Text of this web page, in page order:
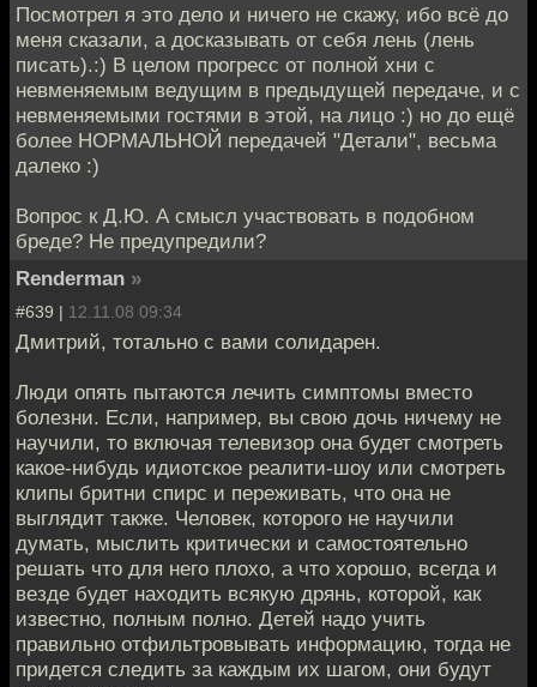
Посмотрел я это дело и ничего не скажу, ибо всё до
меня сказали, а досказывать от себя лень (лень
писать).:) В целом прогресс от полной хни с
невменяемым ведущим в предыдущей передаче, и с
невменяемыми гостями в этой, на лицо :) но до ещё
более НОРМАЛЬНОЙ передачей "Детали", весьма
далеко :)
Вопрос к Д.Ю. А смысл участвовать в подобном
бреде? Не предупредили?
Renderman »
#639 | 12.11.08 09:34
Дмитрий, тотально с вами солидарен.
Люди опять пытаются лечить симптомы вместо
болезни. Если, например, вы свою дочь ничему не
научили, то включая телевизор она будет смотреть
какое-нибудь идиотское реалити-шоу или смотреть
клипы бритни спирс и переживать, что она не
выглядит также. Человек, которого не научили
думать, мыслить критически и самостоятельно
решать что для него плохо, а что хорошо, всегда и
везде будет находить всякую дрянь, которой, как
известно, полным полно. Детей надо учить
правильно отфильтровывать информацию, тогда не
придется следить за каждым их шагом, они будут